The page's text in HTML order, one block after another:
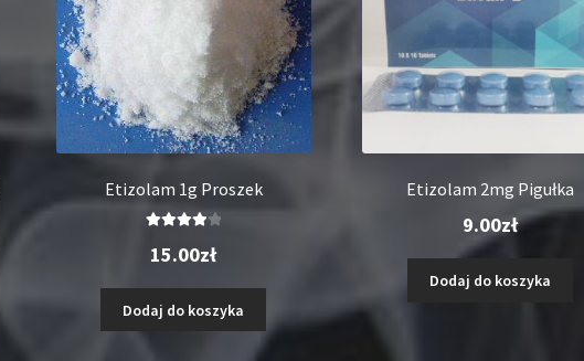
Etizolam 1g Proszek
4.00na 5
15.00zł
Dodaj do koszyka
Etizolam 2mg Pigułka
9.00zł
Dodaj do koszyka